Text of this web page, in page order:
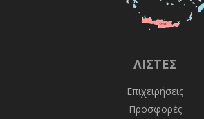
ΛΊΣΤΕΣ
Επιχειρήσεις
Προσφορές